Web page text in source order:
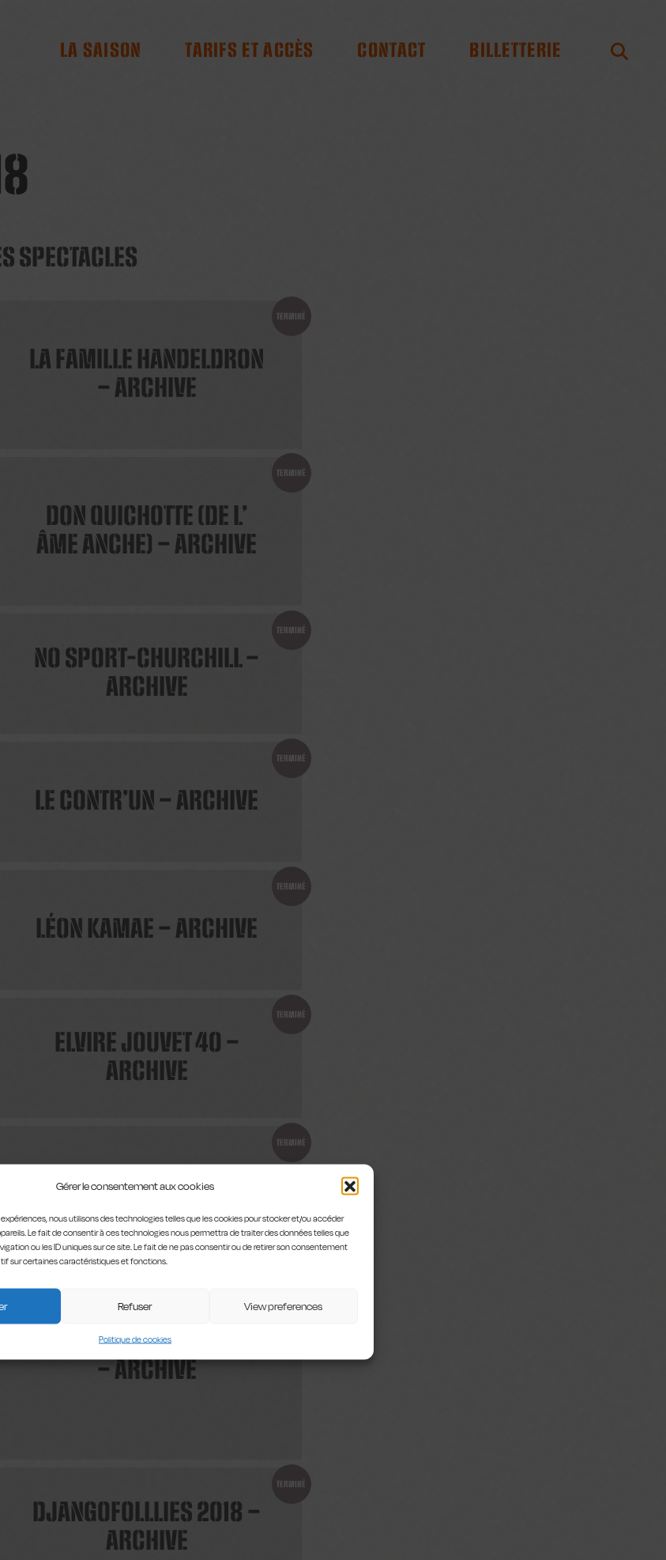
Gérer le consentement aux cookies
nous utilisons des technologies telles que les cookies pour stocker et/ou accéder
Le fait de consentir à ces technologies nous permettra de traiter des données telles que
ou les ID uniques sur ce site. Le fait de ne pas consentir ou de retirer son consentement
sur certaines caractéristiques et fonctions.
Refuser View preferences
Politique de cookies
LA SAISON TARIFS ET ACCÈS CONTACT BILLETTERIE
SPECTACLES
LA FAMILLE HANDELDRON
– ARCHIVE
TERMINÉ
DON QUICHOTTE (DE L’
ÂME ANCHE) – ARCHIVE
TERMINÉ
NO SPORT-CHURCHILL –
ARCHIVE
TERMINÉ
LE CONTR’UN – ARCHIVE
TERMINÉ
LÉON KAMAE – ARCHIVE
TERMINÉ
ELVIRE JOUVET 40 –
ARCHIVE
TERMINÉ
PATER – ARCHIVE
TERMINÉ
COURTS MAIS TRASH 2018
– ARCHIVE
DJANGOFOLLLIES 2018 –
ARCHIVE
TERMINÉ